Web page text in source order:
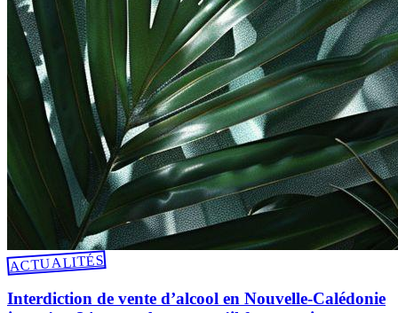
ACTUALITÉS
Interdiction de vente d’alcool en Nouvelle-Calédonie